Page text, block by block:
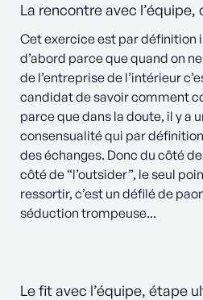
La rencontre avec l’équipe,
Cet exercice est par définition
d’abord parce que quand on
de l’entreprise de l’intérieur
candidat de savoir comment
parce que dans la doute, il y a
consensualité qui par
des échanges. Donc du côté
côté de “l’outsider”, le seul
ressortir, c’est un défilé de
séduction trompeuse...
Le fit avec l’équipe, étape